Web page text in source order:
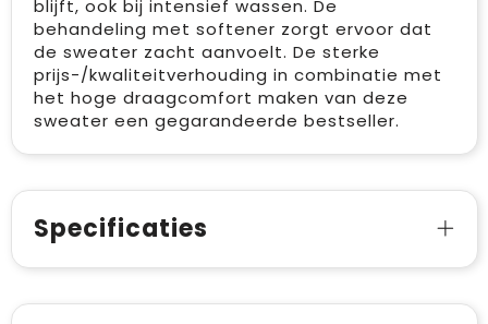
blijft, ook bij intensief wassen. De
behandeling met softener zorgt ervoor dat
de sweater zacht aanvoelt. De sterke
prijs-/kwaliteitverhouding in combinatie met
het hoge draagcomfort maken van deze
sweater een gegarandeerde bestseller.
Specificaties